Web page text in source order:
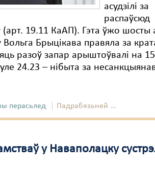
асудзілі за
распаўсюд
(арт. 19.11 КаАП). Гэта ўжо
Вольга Брыцікава правяла за
разоў запар арыштоўвалі на 15
24.23 – нібыта за
перасьлед Падрабязьней ...
у Наваполацку